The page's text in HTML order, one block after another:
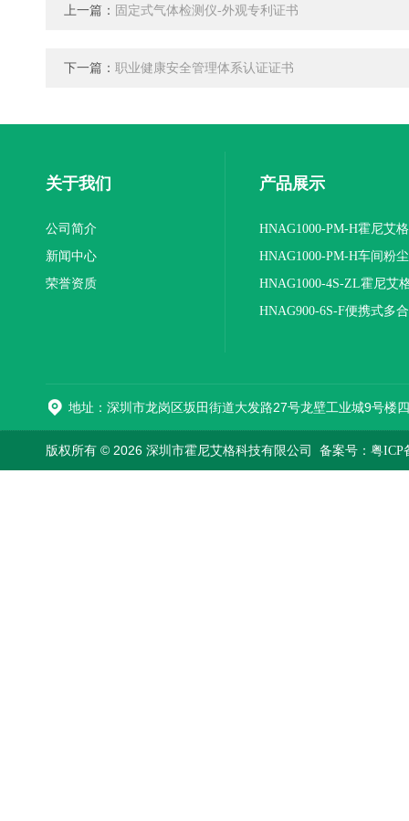
上一篇： 固定式气体检测仪-外观专利证书
下一篇： 职业健康安全管理体系认证证书
关于我们
公司简介
新闻中心
荣誉资质
产品展示
HNAG1000-PM-H霍尼艾
粉尘浓度检测仪
HNAG1000-PM-H车间粉
检测仪
HNAG1000-4S-ZL霍尼艾
式四合一气体检测仪
HNAG900-6S-F便携式多
地址：深圳市龙岗区坂田街道大发路27号龙壁工业城9号楼
版权所有 © 2026 深圳市霍尼艾格科技有限公司 备案号：粤ICP